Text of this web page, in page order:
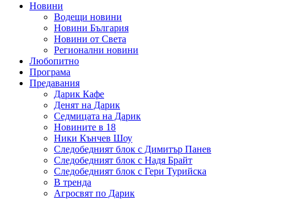
Новини
Водещи новини
Новини България
Новини от Света
Регионални новини
Любопитно
Програма
Предавания
Дарик Кафе
Денят на Дарик
Седмицата на Дарик
Новините в 18
Ники Кънчев Шоу
Следобедният блок с Димитър Панев
Следобедният блок с Надя Брайт
Следобедният блок с Гери Турийска
В тренда
Агросвят по Дарик